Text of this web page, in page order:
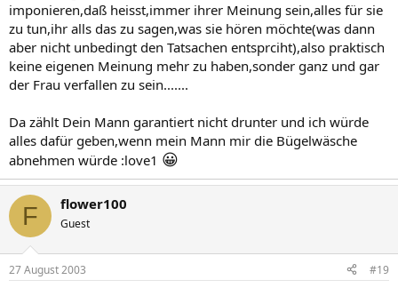
imponieren,daß heisst,immer ihrer Meinung sein,alles für sie
zu tun,ihr alls das zu sagen,was sie hören möchte(was dann
aber nicht unbedingt den Tatsachen entsprciht),also praktisch
keine eigenen Meinung mehr zu haben,sonder ganz und gar
der Frau verfallen zu sein.......
Da zählt Dein Mann garantiert nicht drunter und ich würde
alles dafür geben,wenn mein Mann mir die Bügelwäsche
abnehmen würde :love1 😀
F flower100
Guest
27 August 2003 #19